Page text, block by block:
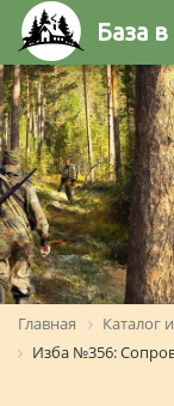
База
Главная Каталог
Изба №356: